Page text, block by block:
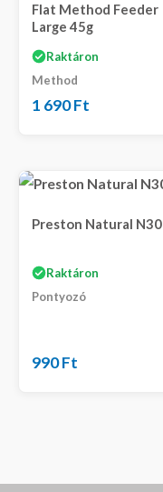
Flat Method Feeder
Large 45g
Raktáron
Method
1 690Ft
Preston Natural N30
Raktáron
Pontyozó
990Ft